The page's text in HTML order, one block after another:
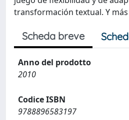
transformación textual. Y
Scheda breve
Anno del prodotto
2010
Codice ISBN
9788896583197